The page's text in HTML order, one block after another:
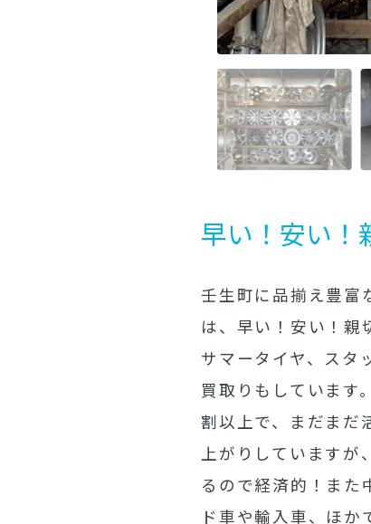
早い！安い！
壬生町に品揃え豊富
は、早い！安い！親
サマータイヤ、スタ
買取りもしていま
割以上で、まだまだ
上がりしています
るので経済的！また
ド車や輸入車、ほ